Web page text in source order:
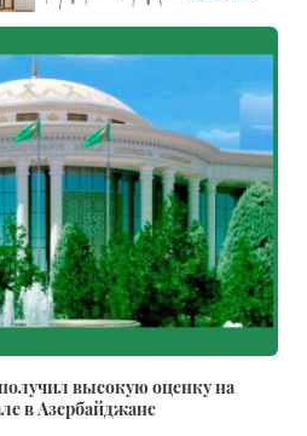
высокую оценку на
в Азербайджане